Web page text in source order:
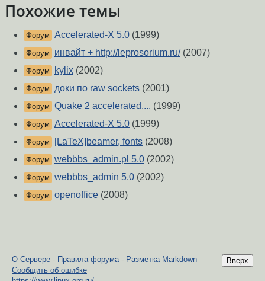
Похожие темы
Форум Accelerated-X 5.0 (1999)
Форум инвайт + http://leprosorium.ru/(2007)
Форум kylix (2002)
Форум доки по raw sockets (2001)
Форум Quake 2 accelerated.... (1999)
Форум Accelerated-X 5.0 (1999)
Форум [LaTeX]beamer, fonts (2008)
Форум webbbs_admin.pl 5.0 (2002)
Форум webbbs_admin 5.0 (2002)
Форум openoffice (2008)
Вверх
О Сервере - Правила форума- Разметка Markdown
Сообщить об ошибке